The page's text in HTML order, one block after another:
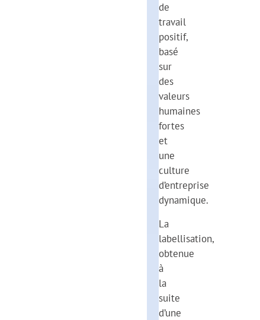
de
travail
positif,
basé
sur
des
valeurs
humaines
fortes
et
une
culture
d’entreprise
dynamique.
La
labellisation,
obtenue
à
la
suite
d’une